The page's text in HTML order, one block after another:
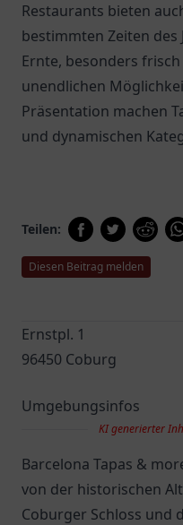
Restaurants bieten
bestimmten Zeiten des
Ernte, besonders
unendlichen
Präsentation machen
und dynamischen
Teilen:
Diesen Beitrag melden
Ernstpl. 1
96450 Coburg
Umgebungsinfos
KI generierter
Barcelona Tapas &
von der historischen
Coburger Schloss und